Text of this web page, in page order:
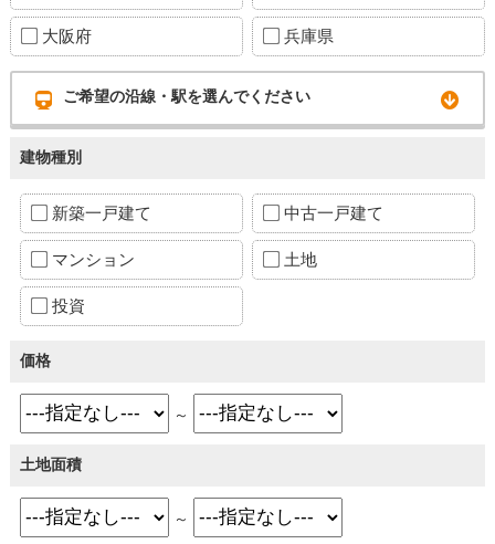
大阪府 兵庫県
ご希望の沿線・駅を選んでください
建物種別
新築一戸建て 中古一戸建て
マンション 土地
投資
価格
～
土地面積
～